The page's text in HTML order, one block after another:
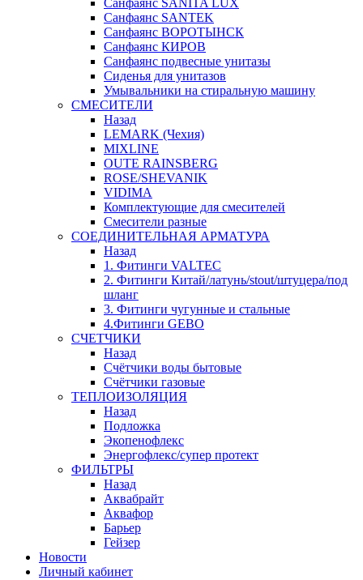
Санфаянс SANITA LUX
Санфаянс SANTEK
Санфаянс ВОРОТЫНСК
Санфаянс КИРОВ
Санфаянс подвесные унитазы
Сиденья для унитазов
Умывальники на стиральную машину
СМЕСИТЕЛИ
Назад
LEMARK (Чехия)
MIXLINE
OUTE RAINSBERG
ROSE/SHEVANIK
VIDIMA
Комплектующие для смесителей
Смесители разные
СОЕДИНИТЕЛЬНАЯ АРМАТУРА
Назад
1. Фитинги VALTEC
2. Фитинги Китай/латунь/stout/штуцера/под
шланг
3. Фитинги чугунные и стальные
4.Фитинги GEBO
СЧЕТЧИКИ
Назад
Счётчики воды бытовые
Счётчики газовые
ТЕПЛОИЗОЛЯЦИЯ
Назад
Подложка
Экопенофлекс
Энергофлекс/супер протект
ФИЛЬТРЫ
Назад
Аквабрайт
Аквафор
Барьер
Гейзер
Новости
Личный кабинет